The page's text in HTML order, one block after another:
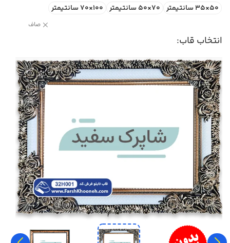
50×35 سانتیمتر 70×50 سانتیمتر 100×70 سانتیمتر
صاف
انتخاب قاب: